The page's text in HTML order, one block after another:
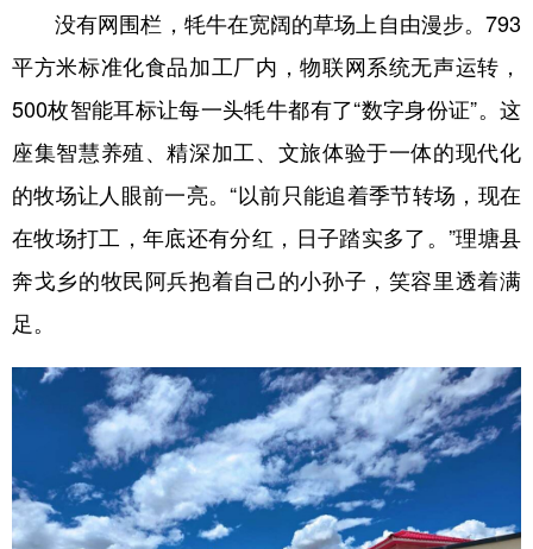
没有网围栏，牦牛在宽阔的草场上自由漫步。793
平方米标准化食品加工厂内，物联网系统无声运转，
500枚智能耳标让每一头牦牛都有了“数字身份证”。这
座集智慧养殖、精深加工、文旅体验于一体的现代化
的牧场让人眼前一亮。“以前只能追着季节转场，现在
在牧场打工，年底还有分红，日子踏实多了。”理塘县
奔戈乡的牧民阿兵抱着自己的小孙子，笑容里透着满
足。